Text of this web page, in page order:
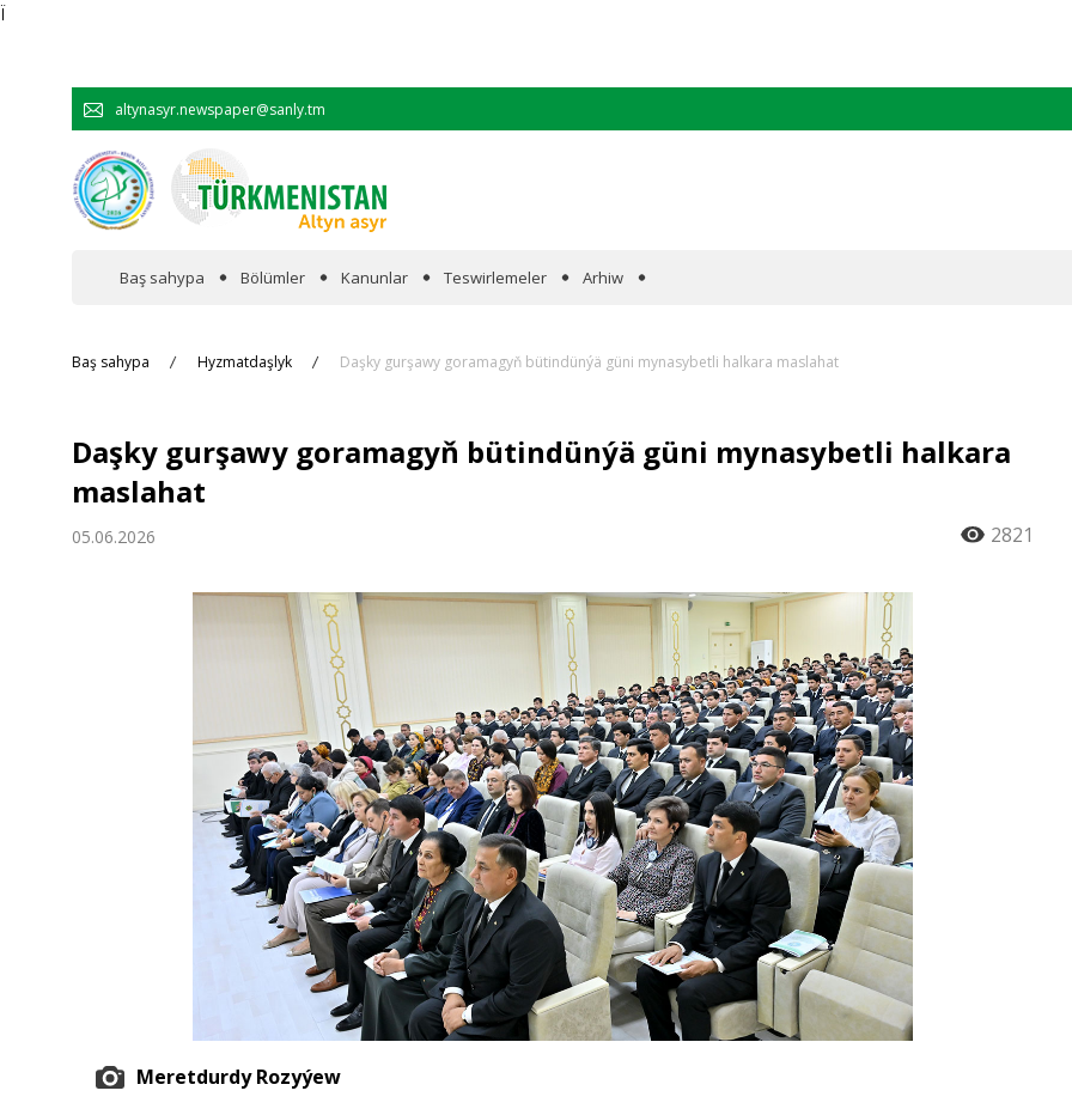
Ï
altynasyr.newspaper@sanly.tm
Baş sahypa Bölümler
Hyzmatdaşlyk
Jemgyýet
Medeniýet
Ylym
Sport
Kanunlar Teswirlemeler Arhiw
Baş sahypa Hyzmatdaşlyk Daşky gurşawy goramagyň bütindünýä güni mynasybetli halkara maslahat
Daşky gurşawy goramagyň bütindünýä güni mynasybetli halkara
maslahat
05.06.2026 2821
Meretdurdy Rozyýew